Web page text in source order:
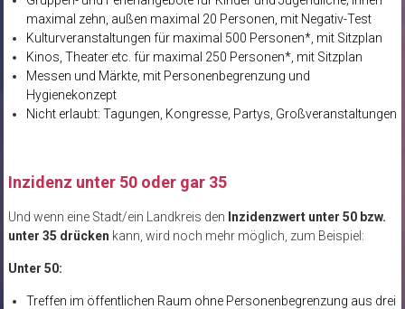
maximal zehn, außen maximal 20 Personen, mit Negativ-Test
Kulturveranstaltungen für maximal 500 Personen*, mit Sitzplan
Kinos, Theater etc. für maximal 250 Personen*, mit Sitzplan
Messen und Märkte, mit Personenbegrenzung und
Hygienekonzept
Nicht erlaubt: Tagungen, Kongresse, Partys, Großveranstaltungen
Inzidenz unter 50 oder gar 35
Und wenn eine Stadt/ein Landkreis den Inzidenzwert unter 50 bzw.
unter 35 drücken kann, wird noch mehr möglich, zum Beispiel:
Unter 50:
Treffen im öffentlichen Raum ohne Personenbegrenzung aus drei